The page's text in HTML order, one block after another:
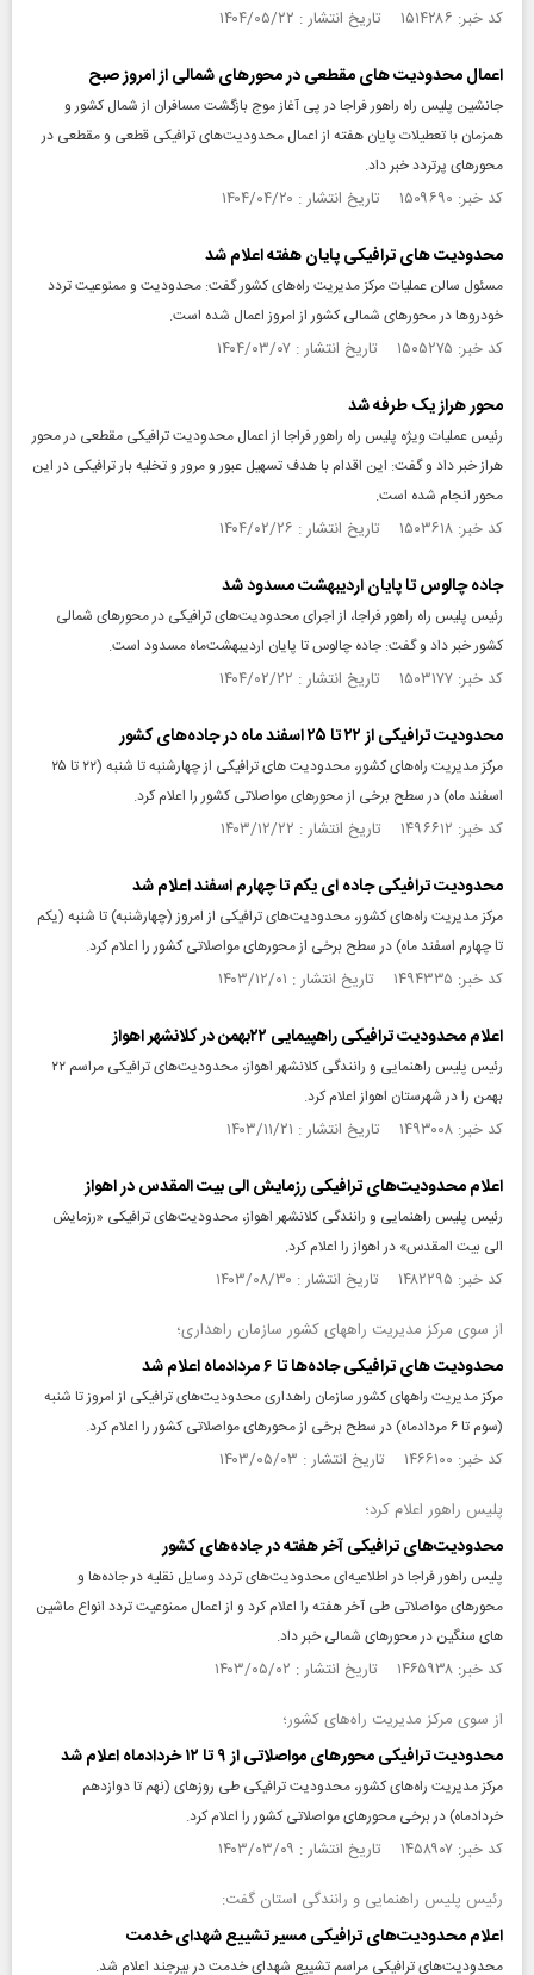
کد خبر: ۱۵۱۴۲۸۶ تاریخ انتشار : ۱۴۰۴/۰۵/۲۲
اعمال محدودیت‌ های مقطعی در محورهای شمالی از امروز صبح
جانشین پلیس راه راهور فراجا در پی آغاز موج بازگشت مسافران از شمال کشور و
همزمان با تعطیلات پایان هفته از اعمال محدودیت‌های ترافیکی قطعی و مقطعی در
محورهای پرتردد خبر داد.
کد خبر: ۱۵۰۹۶۹۰ تاریخ انتشار : ۱۴۰۴/۰۴/۲۰
محدودیت‌ های ترافیکی پایان هفته اعلام شد
مسئول سالن عملیات مرکز مدیریت راه‌های کشور گفت: محدودیت و ممنوعیت تردد
خودرو‌ها در محور‌های شمالی کشور از امروز اعمال شده است.
کد خبر: ۱۵۰۵۲۷۵ تاریخ انتشار : ۱۴۰۴/۰۳/۰۷
محور هراز یک طرفه شد
رئیس عملیات ویژه پلیس راه راهور فراجا از اعمال محدودیت ترافیکی مقطعی در محور
هراز خبر داد و گفت: این اقدام با هدف تسهیل عبور و مرور و تخلیه بار ترافیکی در این
محور انجام شده است.
کد خبر: ۱۵۰۳۶۱۸ تاریخ انتشار : ۱۴۰۴/۰۲/۲۶
جاده چالوس تا پایان اردیبهشت‌ مسدود شد
رئیس پلیس راه راهور فراجا، از اجرای محدودیت‌های ترافیکی در محورهای شمالی
کشور خبر داد و گفت: جاده چالوس تا پایان اردیبهشت‌ماه‌ مسدود است.
کد خبر: ۱۵۰۳۱۷۷ تاریخ انتشار : ۱۴۰۴/۰۲/۲۲
محدودیت ترافیکی از ۲۲ تا ۲۵ اسفند ماه در جاده‌های کشور
مرکز مدیریت راه‌های کشور، محدودیت‌ های ترافیکی از چهارشنبه تا شنبه (۲۲ تا ۲۵
اسفند ماه) در سطح برخی از محورهای مواصلاتی کشور را اعلام کرد.
کد خبر: ۱۴۹۶۶۱۲ تاریخ انتشار : ۱۴۰۳/۱۲/۲۲
محدودیت ترافیکی جاده‌ ای یکم تا چهارم اسفند اعلام شد
مرکز مدیریت راه‌های کشور، محدودیت‌های ترافیکی از امروز (چهارشنبه) تا شنبه (یکم
تا چهارم اسفند ماه) در سطح برخی از محورهای مواصلاتی کشور را اعلام کرد.
کد خبر: ۱۴۹۴۳۳۵ تاریخ انتشار : ۱۴۰۳/۱۲/۰۱
اعلام محدودیت ترافیکی راهپیمایی ۲۲بهمن در کلانشهر اهواز
رئیس پلیس راهنمایی و رانندگی کلانشهر اهواز، محدودیت‌های ترافیکی مراسم ۲۲
بهمن را در شهرستان اهواز اعلام کرد.
کد خبر: ۱۴۹۳۰۰۸ تاریخ انتشار : ۱۴۰۳/۱۱/۲۱
اعلام محدودیت‌های ترافیکی رزمایش الی بیت المقدس در اهواز
رئیس پلیس راهنمایی و رانندگی کلانشهر اهواز، محدودیت‌های ترافیکی «رزمایش
الی بیت المقدس» در اهواز را اعلام کرد.
کد خبر: ۱۴۸۲۲۹۵ تاریخ انتشار : ۱۴۰۳/۰۸/۳۰
از سوی مرکز مدیریت راههای کشور سازمان راهداری؛
محدودیت‌ های ترافیکی جاده‌ها تا ۶ مردادماه اعلام شد
مرکز مدیریت راههای کشور سازمان راهداری محدودیت‌های ترافیکی از امروز تا شنبه
(سوم تا ۶ مردادماه) در سطح برخی از محورهای مواصلاتی کشور را اعلام کرد.
کد خبر: ۱۴۶۶۱۰۰ تاریخ انتشار : ۱۴۰۳/۰۵/۰۳
پلیس راهور اعلام کرد؛
محدودیت‌های ترافیکی آخر هفته در جاده‌های کشور
پلیس راهور فراجا در اطلاعیه‌ای محدودیت‌های تردد وسایل نقلیه در جاده‌ها و
محورهای مواصلاتی طی آخر هفته را اعلام کرد و از اعمال ممنوعیت تردد انواع ماشین
های سنگین در محورهای شمالی خبر داد.
کد خبر: ۱۴۶۵۹۳۸ تاریخ انتشار : ۱۴۰۳/۰۵/۰۲
از سوی مرکز مدیریت راه‌های کشور؛
محدودیت ترافیکی محورهای مواصلاتی از ۹ تا ۱۲ خردادماه اعلام شد
مرکز مدیریت راه‌های کشور، محدودیت ترافیکی طی روزهای (نهم تا دوازدهم
خردادماه) در برخی محورهای مواصلاتی کشور را اعلام کرد.
کد خبر: ۱۴۵۸۹۰۷ تاریخ انتشار : ۱۴۰۳/۰۳/۰۹
رئیس پلیس راهنمایی و رانندگی استان گفت:
اعلام محدودیت‌های ترافیکی مسیر تشییع شهدای خدمت
محدودیت‌های ترافیکی مراسم تشییع شهدای خدمت در بیرجند اعلام شد.